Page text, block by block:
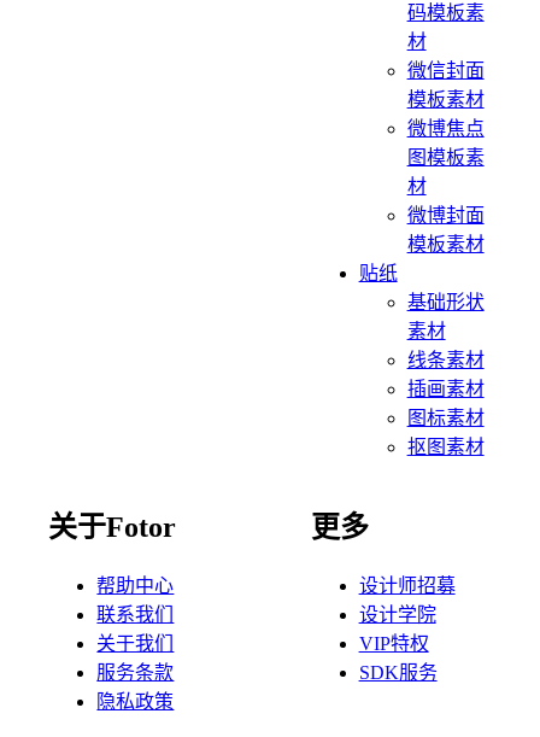
码模板素
材
微信封面
模板素材
微博焦点
图模板素
材
微博封面
模板素材
贴纸
基础形状
素材
线条素材
插画素材
图标素材
抠图素材
关于Fotor
帮助中心
联系我们
关于我们
服务条款
隐私政策
更多
设计师招募
设计学院
VIP特权
SDK服务